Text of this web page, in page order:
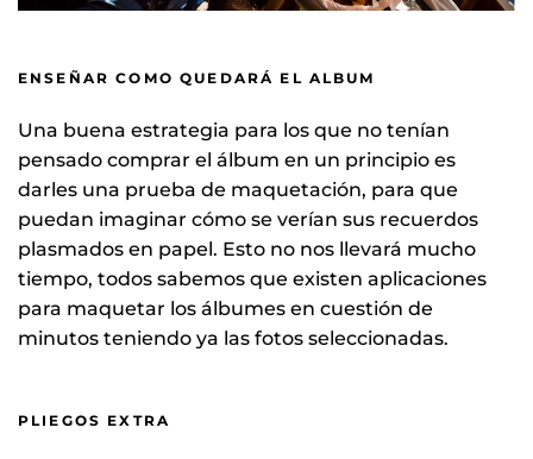
ENSEÑAR COMO QUEDARÁ EL ALBUM
Una buena estrategia para los que no tenían
pensado comprar el álbum en un principio es
darles una prueba de maquetación, para que
puedan imaginar cómo se verían sus recuerdos
plasmados en papel. Esto no nos llevará mucho
tiempo, todos sabemos que existen aplicaciones
para maquetar los álbumes en cuestión de
minutos teniendo ya las fotos seleccionadas.
PLIEGOS EXTRA